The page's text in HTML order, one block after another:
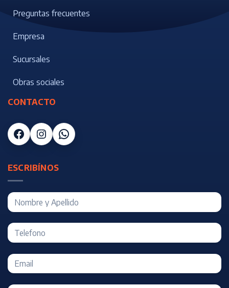
Preguntas frecuentes
Empresa
Sucursales
Obras sociales
CONTACTO
Facebook
Instagram
WhatsApp
ESCRIBÍNOS